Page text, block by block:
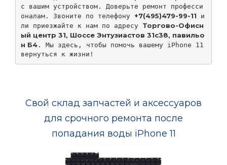
с вашим устройством. Доверьте ремонт професси
оналам. Звоните по телефону +7(495)479-99-11 и
ли приезжайте к нам по адресу Торгово-Офисн
ый центр 31, Шоссе Энтузиастов 31с38, павильо
н Б4. Мы здесь, чтобы помочь вашему iPhone 11
вернуться к жизни!
Свой склад запчастей и аксессуаров
для срочного ремонта после
попадания воды iPhone 11